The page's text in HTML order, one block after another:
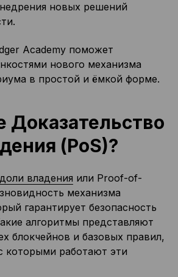
новых решений
Academy поможет
нового механизма
в простой и ёмкой форме.
Доказательство
(PoS)?
владения или Proof-of-
механизма
гарантирует безопасность
алгоритмы представляют
блокчейнов и базовых правил,
которыми работают эти